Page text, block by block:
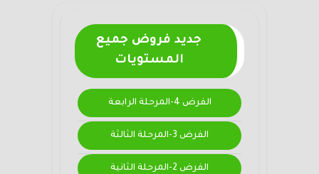
جديد فروض جميع
المستويات
الفرض 4-المرحلة الرابعة
الفرض 3-المرحلة الثالثة
الفرض 2-المرحلة الثانية